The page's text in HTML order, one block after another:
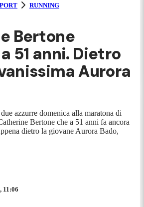
RUNNING
Bertone
51 anni. Dietro
Aurora
azzurre domenica alla maratona di
Bertone che a 51 anni fa ancora
dietro la giovane Aurora Bado,
11:06